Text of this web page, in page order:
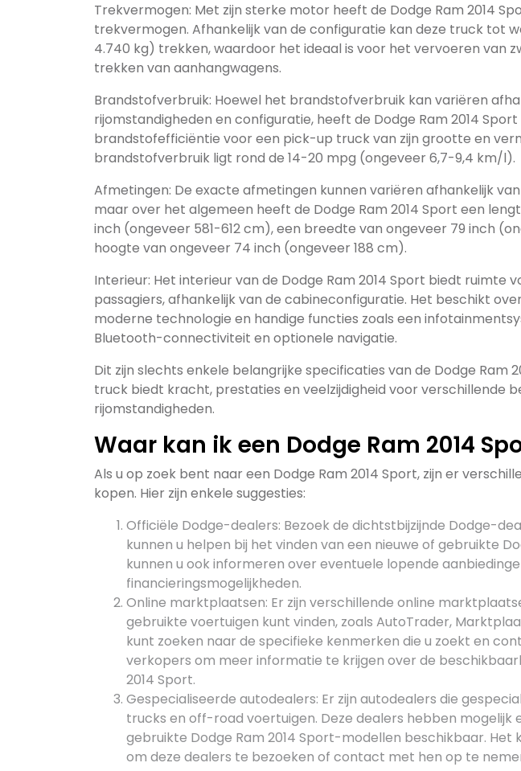
Trekvermogen: Met zijn sterke motor heeft de Dodge Ram 2014
trekvermogen. Afhankelijk van de configuratie kan deze truck tot
4.740 kg) trekken, waardoor het ideaal is voor het vervoeren van
trekken van aanhangwagens.
Brandstofverbruik: Hoewel het brandstofverbruik kan variëren
rijomstandigheden en configuratie, heeft de Dodge Ram 2014
brandstofefficiëntie voor een pick-up truck van zijn grootte en
brandstofverbruik ligt rond de 14-20 mpg (ongeveer 6,7-9,4 km/l).
Afmetingen: De exacte afmetingen kunnen variëren afhankelijk
maar over het algemeen heeft de Dodge Ram 2014 Sport een
inch (ongeveer 581-612 cm), een breedte van ongeveer 79 inch
hoogte van ongeveer 74 inch (ongeveer 188 cm).
Interieur: Het interieur van de Dodge Ram 2014 Sport biedt ruimte
passagiers, afhankelijk van de cabineconfiguratie. Het beschikt
moderne technologie en handige functies zoals een
Bluetooth-connectiviteit en optionele navigatie.
Dit zijn slechts enkele belangrijke specificaties van de Dodge Ram
truck biedt kracht, prestaties en veelzijdigheid voor verschillende
rijomstandigheden.
Waar kan ik een Dodge Ram 2014
Als u op zoek bent naar een Dodge Ram 2014 Sport, zijn er
kopen. Hier zijn enkele suggesties:
Officiële Dodge-dealers: Bezoek de dichtstbijzijnde Dodge-
kunnen u helpen bij het vinden van een nieuwe of gebruikte
kunnen u ook informeren over eventuele lopende
financieringsmogelijkheden.
Online marktplaatsen: Er zijn verschillende online
gebruikte voertuigen kunt vinden, zoals AutoTrader,
kunt zoeken naar de specifieke kenmerken die u zoekt en
verkopers om meer informatie te krijgen over de
2014 Sport.
Gespecialiseerde autodealers: Er zijn autodealers die
trucks en off-road voertuigen. Deze dealers hebben mogelijk
gebruikte Dodge Ram 2014 Sport-modellen beschikbaar. Het
om deze dealers te bezoeken of contact met hen op te